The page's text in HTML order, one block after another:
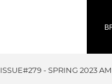
ISSUE#279 - SPRING 2023